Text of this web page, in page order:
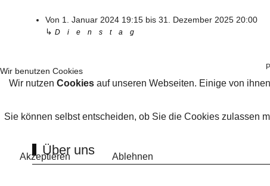
Von 1. Januar 2024 19:15 bis 31. Dezember 2025 20:00
↳ Dienstag
Über uns
Wir benutzen Cookies
Wir nutzen Cookies auf unseren Webseiten. Einige von
Sie können selbst entscheiden, ob Sie die Cookies zulassen
Akzeptieren Ablehnen